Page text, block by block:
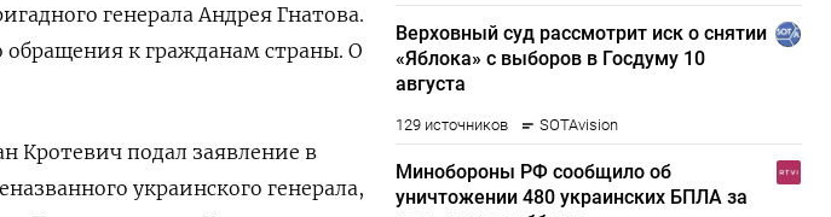
генерала Андрея Гнатова.
обращения к гражданам страны. О
Кротевич подал заявление в
украинского генерала,